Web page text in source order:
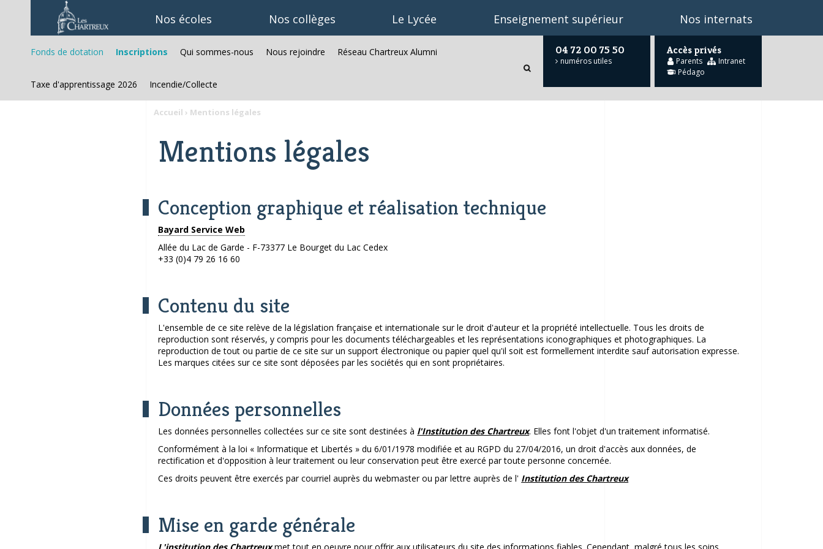
Nos écoles Nos collèges Le Lycée Enseignement supérieur Nos internats
04 72 00 75 50
numéros utiles
Accès privés
Parents
Intranet
Pédago
Fonds de dotation Inscriptions Qui sommes-nous Nous rejoindre Réseau Chartreux Alumni
Taxe d'apprentissage 2026 Incendie/Collecte
Accueil › Mentions légales
Mentions légales
Conception graphique et réalisation technique
Bayard Service Web
Allée du Lac de Garde - F-73377 Le Bourget du Lac Cedex
+33 (0)4 79 26 16 60
Contenu du site
L'ensemble de ce site relève de la législation française et internationale sur le droit d'auteur et la propriété intellectuelle. Tous les droits de
reproduction sont réservés, y compris pour les documents téléchargeables et les représentations iconographiques et photographiques. La
reproduction de tout ou partie de ce site sur un support électronique ou papier quel qu'il soit est formellement interdite sauf autorisation expresse.
Les marques citées sur ce site sont déposées par les sociétés qui en sont propriétaires.
Données personnelles
Les données personnelles collectées sur ce site sont destinées à l'Institution des Chartreux. Elles font l'objet d'un traitement informatisé.
Conformément à la loi « Informatique et Libertés » du 6/01/1978 modifiée et au RGPD du 27/04/2016, un droit d'accès aux données, de
rectification et d'opposition à leur traitement ou leur conservation peut être exercé par toute personne concernée.
Ces droits peuvent être exercés par courriel auprès du webmaster ou par lettre auprès de l' Institution des Chartreux
Mise en garde générale